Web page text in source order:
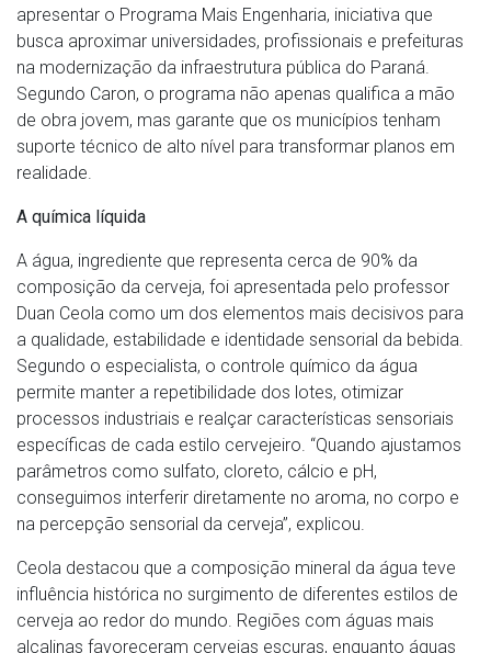
apresentar o Programa Mais Engenharia, iniciativa que
busca aproximar universidades, profissionais e prefeituras
na modernização da infraestrutura pública do Paraná.
Segundo Caron, o programa não apenas qualifica a mão
de obra jovem, mas garante que os municípios tenham
suporte técnico de alto nível para transformar planos em
realidade.
A química líquida
A água, ingrediente que representa cerca de 90% da
composição da cerveja, foi apresentada pelo professor
Duan Ceola como um dos elementos mais decisivos para
a qualidade, estabilidade e identidade sensorial da bebida.
Segundo o especialista, o controle químico da água
permite manter a repetibilidade dos lotes, otimizar
processos industriais e realçar características sensoriais
específicas de cada estilo cervejeiro. “Quando ajustamos
parâmetros como sulfato, cloreto, cálcio e pH,
conseguimos interferir diretamente no aroma, no corpo e
na percepção sensorial da cerveja”, explicou.
Ceola destacou que a composição mineral da água teve
influência histórica no surgimento de diferentes estilos de
cerveja ao redor do mundo. Regiões com águas mais
alcalinas favoreceram cervejas escuras, enquanto águas